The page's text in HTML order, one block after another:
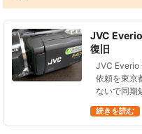
JVC
復旧
JVC Everio
依頼を東京
ないで同期
JVC Eve…
続きを読む